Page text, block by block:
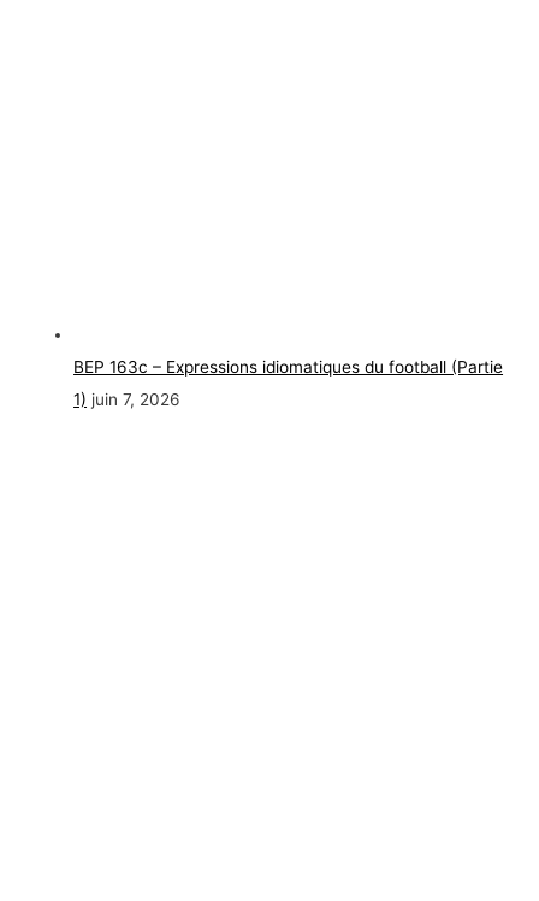
BEP 163c – Expressions idiomatiques du football (Partie
1) juin 7, 2026